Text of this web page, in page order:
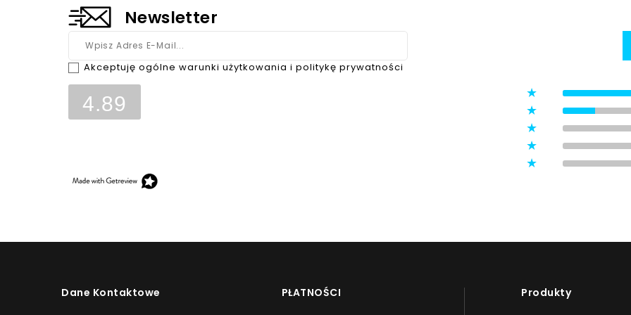
Newsletter
Akceptuję ogólne warunki użytkowania i politykę prywatności
4.89
Dane Kontaktowe PŁATNOŚCI Produkty